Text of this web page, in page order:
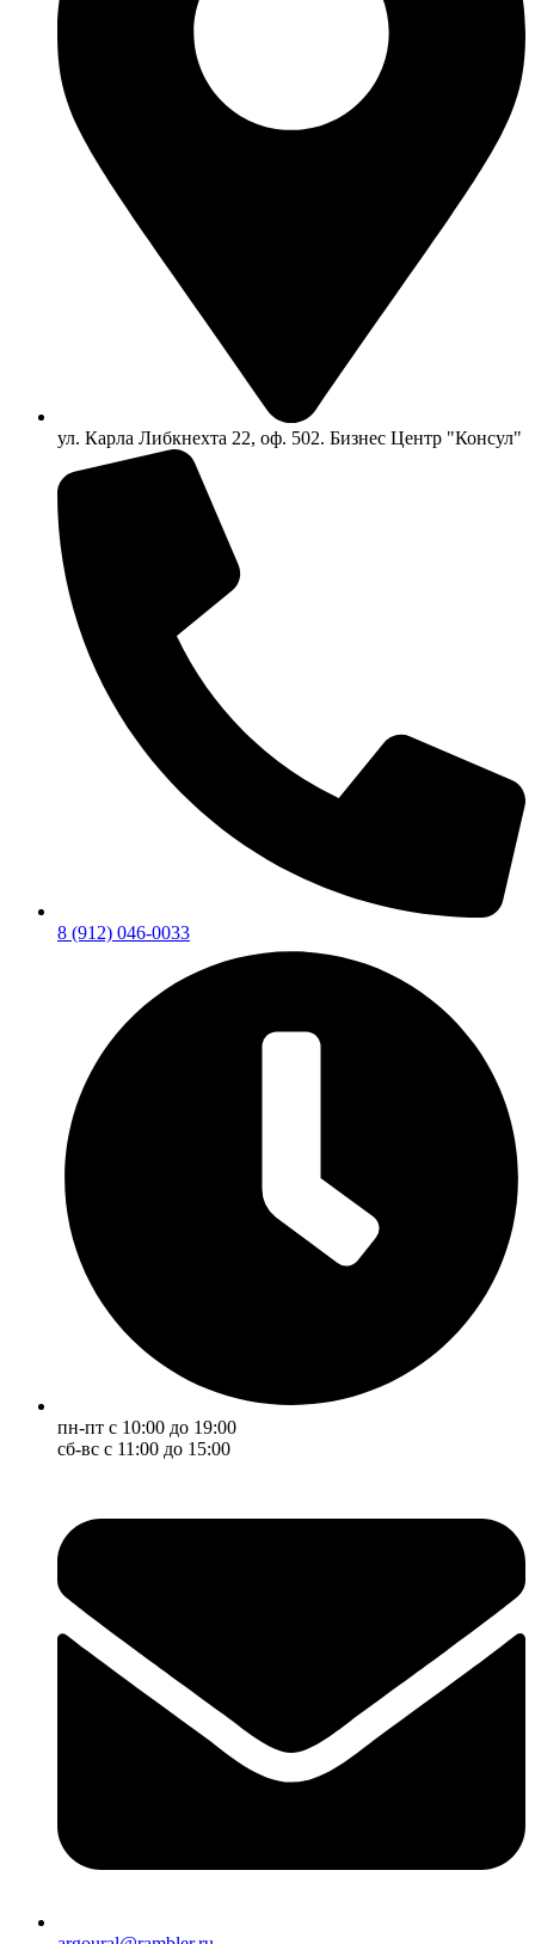
ул. Карла Либкнехта 22, оф. 502. Бизнес Центр "Консул"
8 (912) 046-0033
пн-пт с 10:00 до 19:00
сб-вс с 11:00 до 15:00